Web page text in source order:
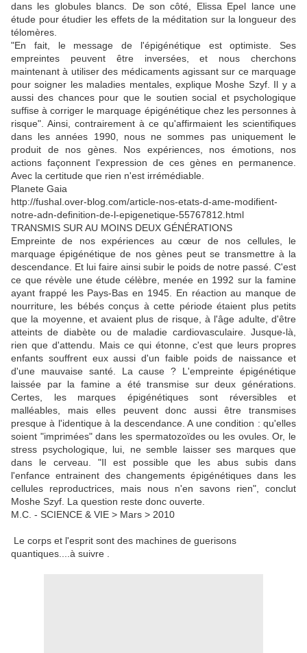
dans les globules blancs. De son côté, Elissa Epel lance une
étude pour étudier les effets de la méditation sur la longueur des
télomères.
"En fait, le message de l'épigénétique est optimiste. Ses
empreintes peuvent être inversées, et nous cherchons
maintenant à utiliser des médicaments agissant sur ce marquage
pour soigner les maladies mentales, explique Moshe Szyf. Il y a
aussi des chances pour que le soutien social et psychologique
suffise à corriger le marquage épigénétique chez les personnes à
risque". Ainsi, contrairement à ce qu'affirmaient les scientifiques
dans les années 1990, nous ne sommes pas uniquement le
produit de nos gènes. Nos expériences, nos émotions, nos
actions façonnent l'expression de ces gènes en permanence.
Avec la certitude que rien n'est irrémédiable.
Planete Gaia
http://fushal.over-blog.com/article-nos-etats-d-ame-modifient-
notre-adn-definition-de-l-epigenetique-55767812.html
TRANSMIS SUR AU MOINS DEUX GÉNÉRATIONS
Empreinte de nos expériences au cœur de nos cellules, le
marquage épigénétique de nos gènes peut se transmettre à la
descendance. Et lui faire ainsi subir le poids de notre passé . C'est
ce que révèle une étude célèbre, menée en 1992 sur la famine
ayant frappé les Pays-Bas en 1945. En réaction au manque de
nourriture, les bébés conçus à cette période étaient plus petits
que la moyenne, et avaient plus de risque, à l'âge adulte, d'être
atteints de diabète ou de maladie cardiovasculaire. Jusque-là,
rien que d'attendu. Mais ce qui étonne, c'est que leurs propres
enfants souffrent eux aussi d'un faible poids de naissance et
d'une mauvaise santé. La cause ? L'empreinte épigénétique
laissée par la famine a été transmise sur deux générations.
Certes, les marques épigénétiques sont réversibles et
malléables, mais elles peuvent donc aussi être transmises
presque à l'identique à la descendance. A une condition : qu'elles
soient "imprimées" dans les spermatozoïdes ou les ovules. Or, le
stress psychologique, lui, ne semble laisser ses marques que
dans le cerveau. "Il est possible que les abus subis dans
l'enfance entrainent des changements épigénétiques dans les
cellules reproductrices, mais nous n'en savons rien", conclut
Moshe Szyf. La question reste donc ouverte.
M.C. - SCIENCE & VIE > Mars > 2010
Le corps et l'esprit sont des machines de guerisons
quantiques....à suivre .